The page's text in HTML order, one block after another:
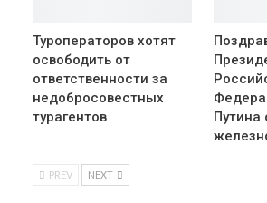
Туроператоров хотят
освободить от
ответственности за
недобросовестных
турагентов
Путина
PREV NEXT